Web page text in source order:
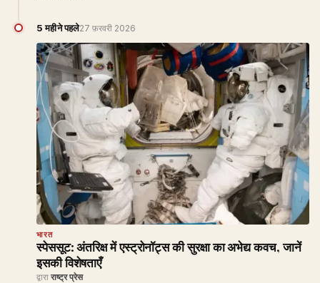
5 महीने पहले27 फ़रवरी 2026
भारत
स्पेससूट: अंतरिक्ष में एस्ट्रोनॉट्स की सुरक्षा का अभेद्य कवच, जानें
इसकी विशेषताएँ
द्वारा राष्ट्र प्रेस